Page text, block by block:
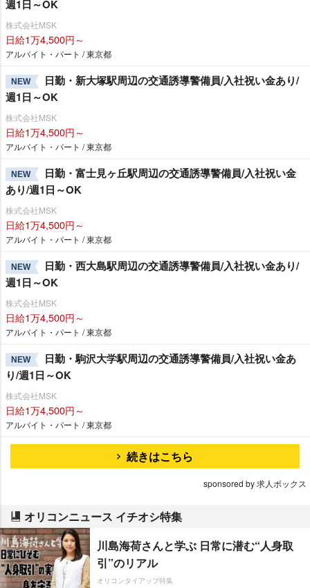
週1日～OK
株式会社MSK
日給1万4,500円～
アルバイト・パート / 東京都
NEW
日勤・新大塚駅周辺の交通誘導警備員/入社祝い金あり/
週1日～OK
株式会社MSK
日給1万4,500円～
アルバイト・パート / 東京都
NEW
日勤・富士見ヶ丘駅周辺の交通誘導警備員/入社祝い金
あり/週1日～OK
株式会社MSK
日給1万4,500円～
アルバイト・パート / 東京都
NEW
日勤・西大島駅周辺の交通誘導警備員/入社祝い金あり/
週1日～OK
株式会社MSK
日給1万4,500円～
アルバイト・パート / 東京都
NEW
日勤・駒沢大学駅周辺の交通誘導警備員/入社祝い金あ
り/週1日～OK
株式会社MSK
日給1万4,500円～
アルバイト・パート / 東京都
続きはこちら
sponsored by 求人ボックス
オリコンニュース イチオシ特集
川島海荷さんと学ぶ 日常に潜む“人身取
引”のリアル
オリコンタイアップ特集